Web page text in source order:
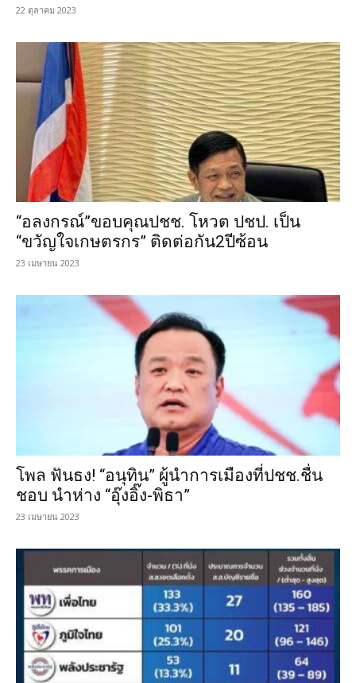
22 ตุลาคม 2023
“อลงกรณ์”ขอบคุณปชช. โหวต ปชป. เป็น
“ขวัญใจเกษตรกร” ติดต่อกัน2ปีซ้อน
23 เมษายน 2023
โพล ฟันธง! “อนุทิน” ผู้นำการเมืองที่ปชช.ชื่น
ชอบ นำห่าง “อุ๊งอิ๊ง-พิธา”
23 เมษายน 2023